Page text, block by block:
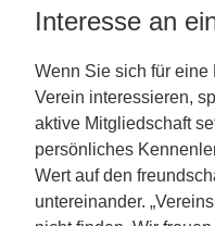
Interesse an
Wenn Sie sich für
Verein interessieren,
aktive Mitgliedschaft
persönliches
Wert auf den
untereinander.